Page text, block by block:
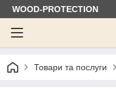
WOOD-PROTECTION
Товари та послуги